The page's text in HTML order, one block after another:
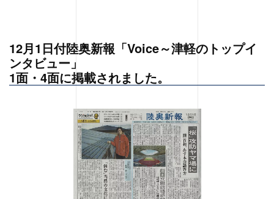
12月1日付陸奥新報「Voice～津軽のトップイ
ンタビュー」
1面・4面に掲載されました。